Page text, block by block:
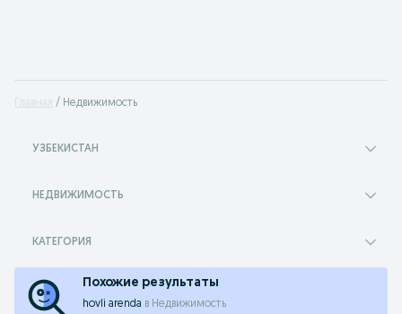
Главная Недвижимость
УЗБЕКИСТАН
НЕДВИЖИМОСТЬ
КАТЕГОРИЯ
Похожие результаты
hovli arenda в Недвижимость